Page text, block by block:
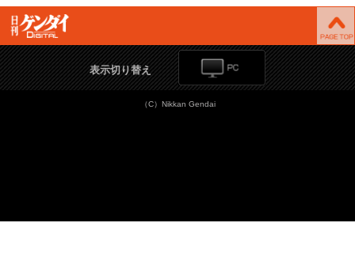
表示切り替え
（C）Nikkan Gendai